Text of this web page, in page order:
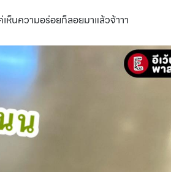
นความอร่อยก็ลอยมาแล้วจ้าาา